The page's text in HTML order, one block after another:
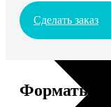
Сделать заказ
Форматы и